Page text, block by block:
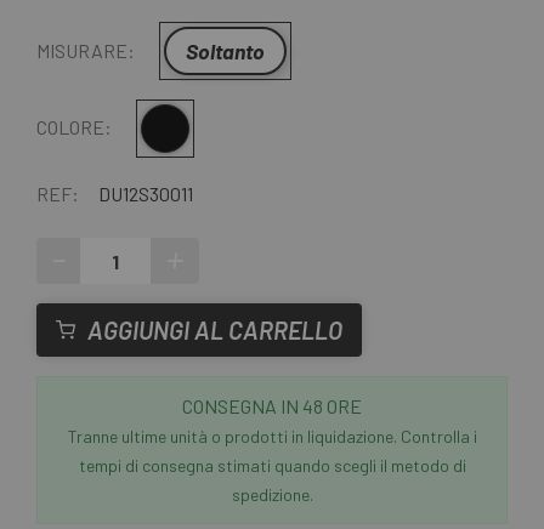
MISURARE: Soltanto
COLORE: Nero
REF: DU12S30011
AGGIUNGI AL CARRELLO
CONSEGNA IN 48 ORE
Tranne ultime unità o prodotti in liquidazione. Controlla i
tempi di consegna stimati quando scegli il metodo di
spedizione.